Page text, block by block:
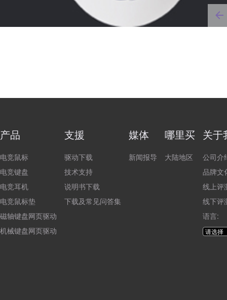
产品
电竞鼠标
电竞键盘
电竞耳机
电竞鼠标垫
磁轴键盘网页驱动
机械键盘网页驱动
支援
驱动下载
技术支持
说明书下载
下载及常见问答集
媒体
新闻报导
哪里买
大陆地区
关于
公司介
品牌文
线上评
线下评
语言: